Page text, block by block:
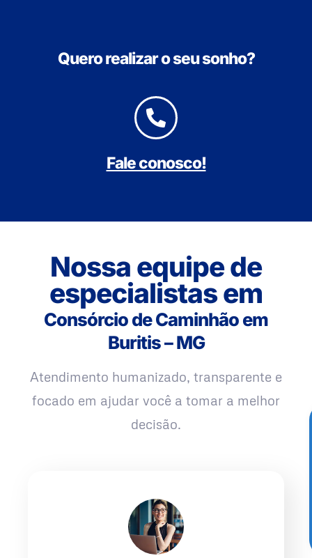
Quero realizar o seu sonho?
Fale conosco!
Nossa equipe de
especialistas em
Consórcio de Caminhão em
Buritis – MG
Atendimento humanizado, transparente e
focado em ajudar você a tomar a melhor
decisão.